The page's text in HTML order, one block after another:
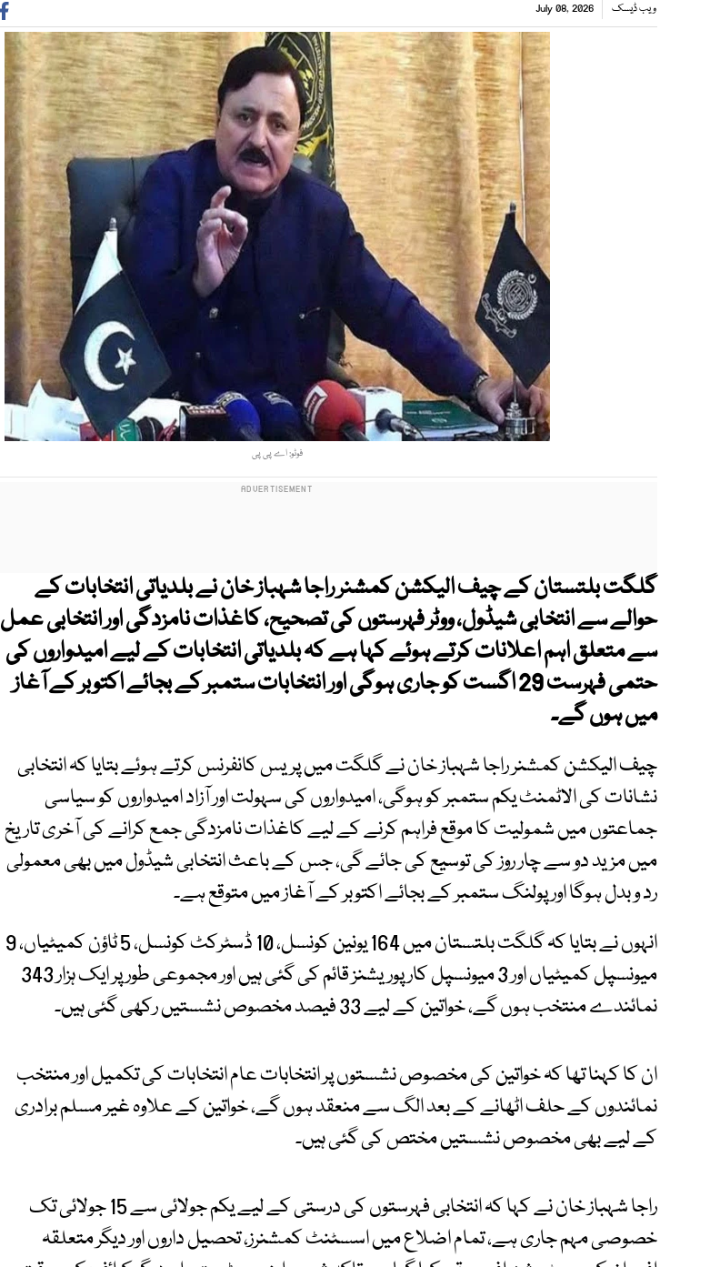
ویب ڈیسک July 08, 2026
فوٹو: اے پی پی
گلگت بلتستان کے چیف الیکشن کمشنر راجا شہباز خان نے بلدیاتی انتخابات کے
حوالے سے انتخابی شیڈول، ووٹر فہرستوں کی تصحیح، کاغذات نامزدگی اور انتخابی عمل
سے متعلق اہم اعلانات کرتے ہوئے کہا ہے کہ بلدیاتی انتخابات کے لیے امیدواروں کی
حتمی فہرست 29 اگست کو جاری ہوگی اور انتخابات ستمبر کے بجائے اکتوبر کے آغاز
میں ہوں گے۔
چیف الیکشن کمشنر راجا شہباز خان نے گلگت میں پریس کانفرنس کرتے ہوئے بتایا کہ انتخابی
نشانات کی الاٹمنٹ یکم ستمبر کو ہوگی، امیدواروں کی سہولت اور آزاد امیدواروں کو سیاسی
جماعتوں میں شمولیت کا موقع فراہم کرنے کے لیے کاغذات نامزدگی جمع کرانے کی آخری تاریخ
میں مزید دو سے چار روز کی توسیع کی جائے گی، جس کے باعث انتخابی شیڈول میں بھی معمولی
رد و بدل ہوگا اور پولنگ ستمبر کے بجائے اکتوبر کے آغاز میں متوقع ہے۔
انہوں نے بتایا کہ گلگت بلتستان میں 164 یونین کونسل، 10 ڈسٹرکٹ کونسل، 5 ٹاؤن کمیٹیاں، 9
میونسپل کمیٹیاں اور 3 میونسپل کارپوریشنز قائم کی گئی ہیں اور مجموعی طور پر ایک ہزار 343
نمائندے منتخب ہوں گے، خواتین کے لیے 33 فیصد مخصوص نشستیں رکھی گئی ہیں۔
ان کا کہنا تھا کہ خواتین کی مخصوص نشستوں پر انتخابات عام انتخابات کی تکمیل اور منتخب
نمائندوں کے حلف اٹھانے کے بعد الگ سے منعقد ہوں گے، خواتین کے علاوہ غیر مسلم برادری
کے لیے بھی مخصوص نشستیں مختص کی گئی ہیں۔
راجا شہباز خان نے کہا کہ انتخابی فہرستوں کی درستی کے لیے یکم جولائی سے 15 جولائی تک
خصوصی مہم جاری ہے، تمام اضلاع میں اسسٹنٹ کمشنرز، تحصیل داروں اور دیگر متعلقہ